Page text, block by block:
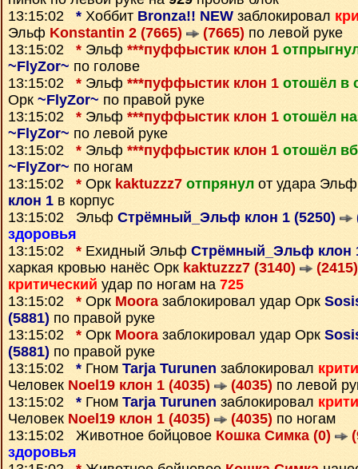
13:15:02 * Хоббит Bronza!! NEW заблокировал
Эльф Konstantin 2 (7665) (7665) по левой руке
13:15:02 * Эльф ***пуффыстик клон 1
~FlyZor~ по голове
13:15:02 * Эльф ***пуффыстик клон 1 отошёл в
Орк ~FlyZor~ по правой руке
13:15:02 * Эльф ***пуффыстик клон 1 отошёл
~FlyZor~ по левой руке
13:15:02 * Эльф ***пуффыстик клон 1 отошёл
~FlyZor~ по ногам
13:15:02 * Орк kaktuzzz7 отпрянул от удара
клон 1 в корпус
13:15:02 Эльф Стрёмный_Эльф клон 1 (5250)
здоровья
13:15:02 * Ехидный Эльф Стрёмный_Эльф клон
харкая кровью нанёс Орк kaktuzzz7 (3140)
(2415)
критический удар по ногам на 725
13:15:02 * Орк Mooraзаблокировал удар Орк
(5881) по правой руке
13:15:02 * Орк Mooraзаблокировал удар Орк
(5881) по правой руке
13:15:02 * Гном Tarja Turunen заблокировал
Человек Noel19 клон 1 (4035) (4035) по левой
13:15:02 * Гном Tarja Turunen заблокировал
Человек Noel19 клон 1 (4035) (4035) по ногам
13:15:02 Животное бойцовое Кошка Симка (0)
здоровья